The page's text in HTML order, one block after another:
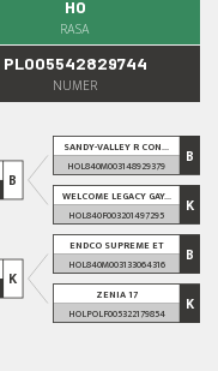
HO
RASA
PL005542829744
NUMER
B
K
SANDY-VALLEY R CON...
HOL840M003148929379
B
WELCOME LEGACY GAY...
HOL840F003201497295
K
ENDCO SUPREME ET
HOL840M003133064316
B
ZENIA 17
HOLPOLF005322179854 K